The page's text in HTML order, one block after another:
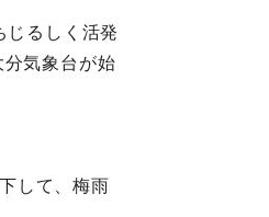
じるしく活発
気象台が始
して、梅雨